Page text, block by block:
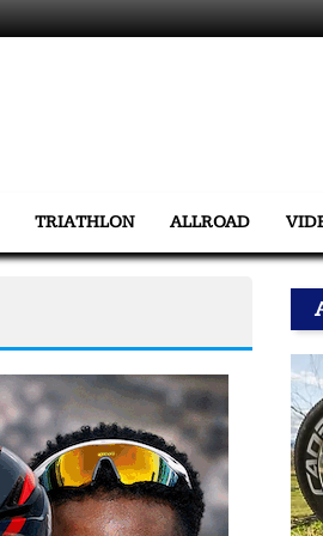
TRIATHLON ALLROAD